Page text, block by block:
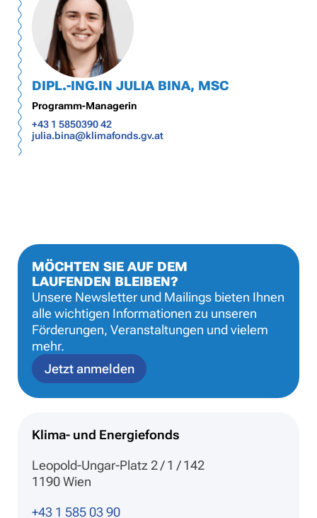
DIPL.-ING.IN JULIA BINA, MSC
Programm-Managerin
+43 1 5850390 42
julia.bina@klimafonds.gv.at
MÖCHTEN SIE AUF DEM
LAUFENDEN BLEIBEN?
Unsere Newsletter und Mailings bieten Ihnen
alle wichtigen Informationen zu unseren
Förderungen, Veranstaltungen und vielem
mehr.
Jetzt anmelden
Klima- und Energiefonds
Leopold-Ungar-Platz 2 / 1 / 142
1190 Wien
+43 1 585 03 90